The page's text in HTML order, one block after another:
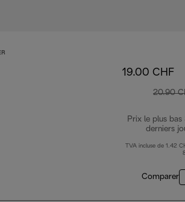
19.00 CHF
20.90
Prix le plus bas
derniers
TVA incluse de 1.42
Comparer